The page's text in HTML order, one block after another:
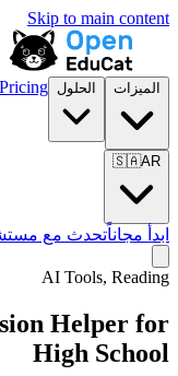
Skip to main content
الميزات الحلول Pricing
🇸🇦AR
ابدأ مجاناًتحدث مع
AI Tools, Reading
Helper for
High School